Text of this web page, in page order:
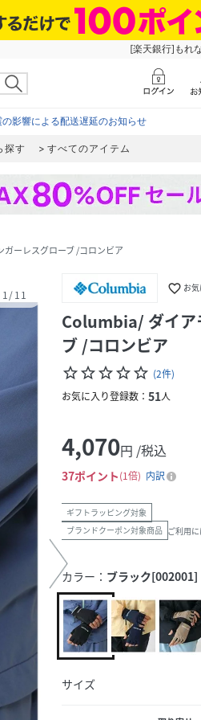
[楽天銀行]もれ
影響による配送遅延のお知らせ
探す すべてのアイテム
ーレスグローブ /コロンビア
1/11 favorite_border お
Columbia/ ダイア
ブ /コロンビア
star_borderstar_borderstar_borderstar_borderstar_border (2件)
お気に入り登録数： 51人
4,070円 /税込
37ポイント 1倍 内訳
ギフトラッピング対象
ブランドクーポン対象商品 ご利用に
カラー： ブラック[002001]
サイズ